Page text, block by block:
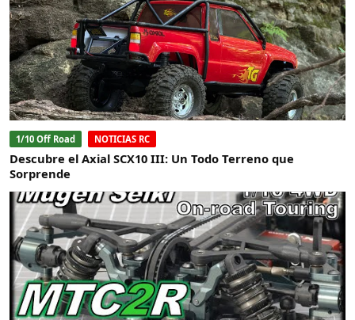
1/10 Off Road NOTICIAS RC
Descubre el Axial SCX10 III: Un Todo Terreno que
Sorprende